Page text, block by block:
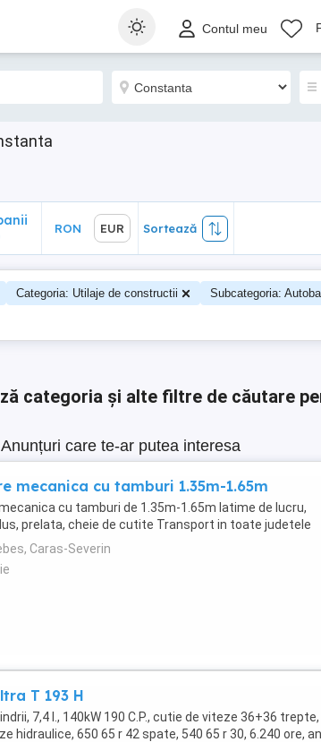
Contul meu
Sortează
RON EUR Sortează
Categoria: Utilaje de constructii
Subcategoria:
categoria și alte filtre de căutare
Anunțuri care te-ar putea interesa
mecanica cu tamburi 1.35m-1.65m
cu tamburi de 1.35m-1.65m latime de lucru,
prelata, cheie de cutite Transport in toate judetele
Caras-Severin
T 193 H
7,4 l., 140kW 190 C.P., cutie de viteze 36+36
hidraulice, 650 65 r 42 spate, 540 65 r 30, 6.240 ore, an